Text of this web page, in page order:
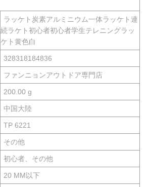
ラッケト炭素アルミニウム一体ラッケト連
続ラケト初心者初心者学生テレニングラッ
ケト黄色白
328318184836
ファンニョンアウトドア専門店
200.00 g
中国大陸
TP 6221
その他
初心者、その他
20 MM以下